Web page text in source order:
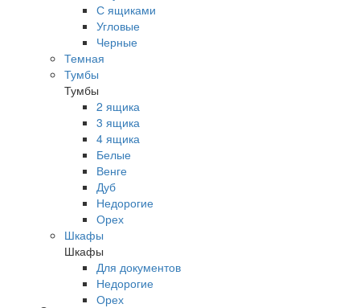
С ящиками
Угловые
Черные
Темная
Тумбы
Тумбы
2 ящика
3 ящика
4 ящика
Белые
Венге
Дуб
Недорогие
Орех
Шкафы
Шкафы
Для документов
Недорогие
Орех